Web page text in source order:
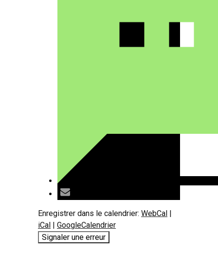
Enregistrer dans le calendrier: WebCal |
iCal | GoogleCalendrier
Signaler une erreur